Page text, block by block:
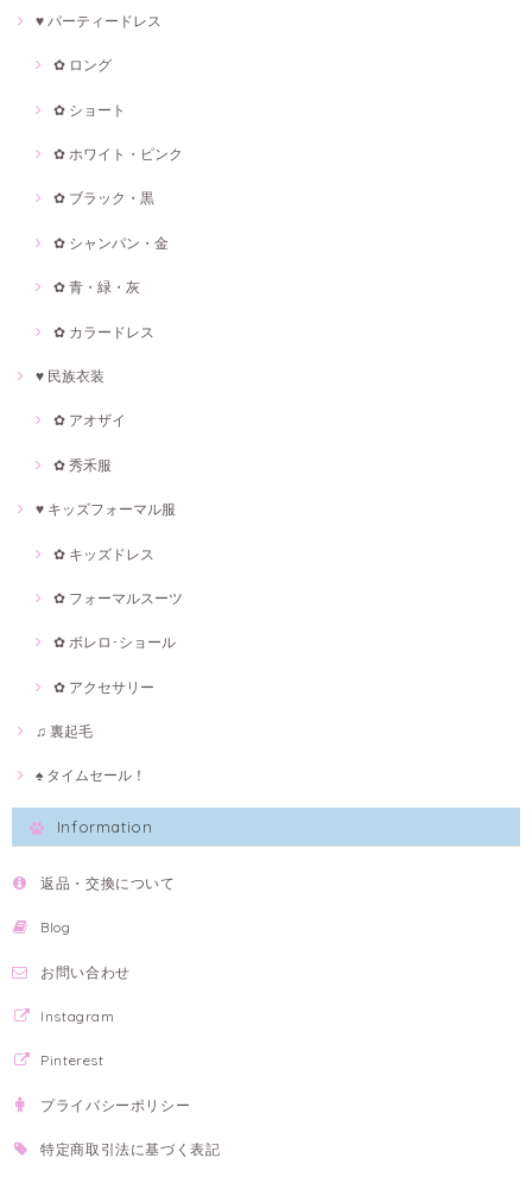
♥ パーティードレス
✿ ロング
✿ ショート
✿ ホワイト・ピンク
✿ ブラック・黒
✿ シャンパン・金
✿ 青・緑・灰
✿ カラードレス
♥ 民族衣装
✿ アオザイ
✿ 秀禾服
♥ キッズフォーマル服
✿ キッズドレス
✿ フォーマルスーツ
✿ ボレロ･ショール
✿ アクセサリー
♫ 裏起毛
♠ タイムセール！
Information
返品・交換について
Blog
お問い合わせ
Instagram
Pinterest
プライバシーポリシー
特定商取引法に基づく表記